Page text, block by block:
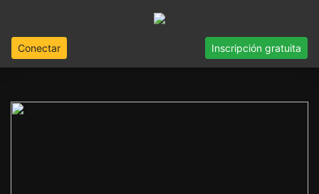
Conectar Inscripción gratuita